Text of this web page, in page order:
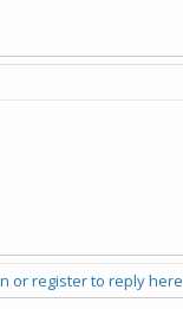
or register to reply here.